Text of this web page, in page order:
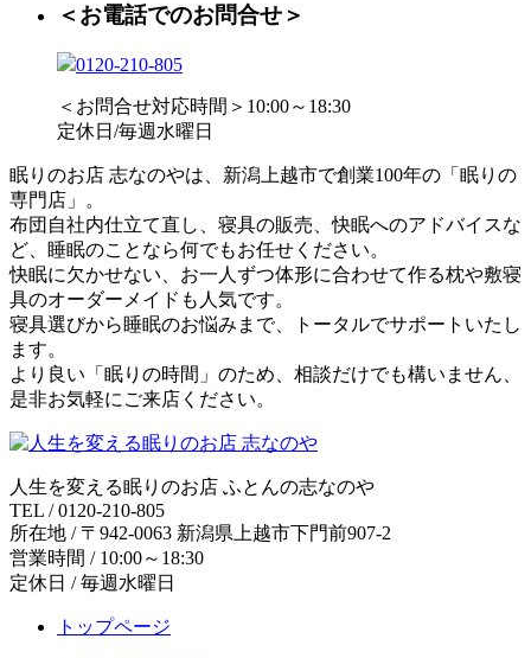
＜お電話でのお問合せ＞
0120-210-805
＜お問合せ対応時間＞10:00～18:30
定休日/毎週水曜日
眠りのお店 志なのやは、新潟上越市で創業100年の「眠りの
専門店」。
布団自社内仕立て直し、寝具の販売、快眠へのアドバイスな
ど、睡眠のことなら何でもお任せください。
快眠に欠かせない、お一人ずつ体形に合わせて作る枕や敷寝
具のオーダーメイドも人気です。
寝具選びから睡眠のお悩みまで、トータルでサポートいたし
ます。
より良い「眠りの時間」のため、相談だけでも構いません、
是非お気軽にご来店ください。
人生を変える眠りのお店 ふとんの志なのや
TEL / 0120-210-805
所在地 / 〒942-0063 新潟県上越市下門前907-2
営業時間 / 10:00～18:30
定休日 / 毎週水曜日
トップページ